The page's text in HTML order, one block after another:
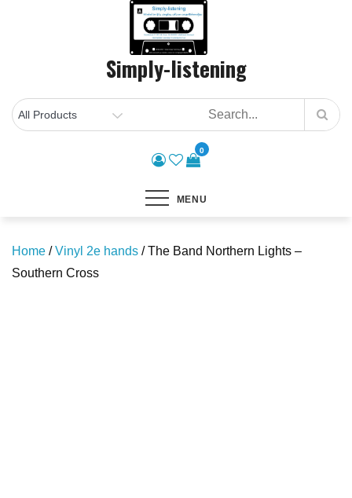
Simply-listening
0
MENU
Home /Vinyl 2e hands / The Band Northern Lights –
Southern Cross